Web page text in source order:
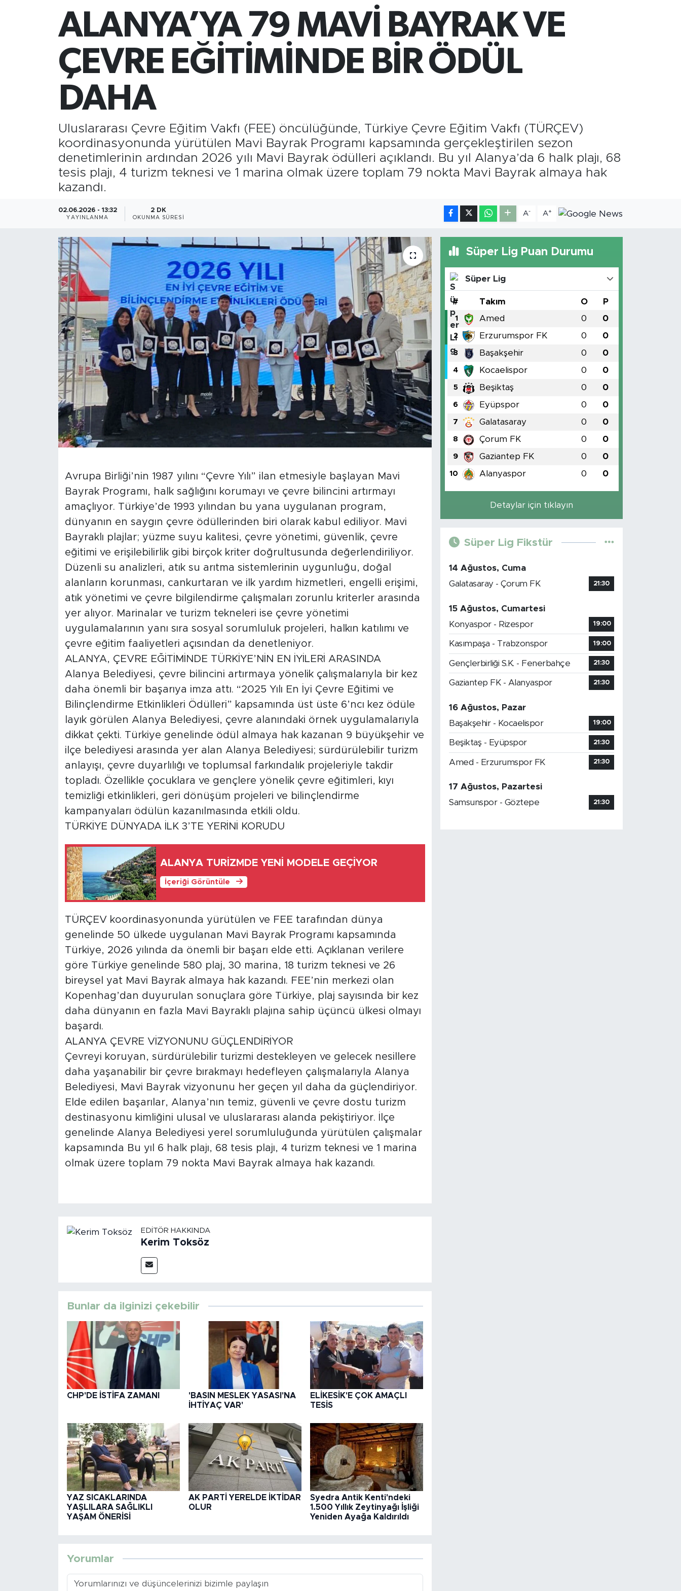
BİST100
13.779
%-14
BITCOIN
64.815,30
%-0.1
ALANYA’YA 79 MAVİ BAYRAK VE
ÇEVRE EĞİTİMİNDE BİR ÖDÜL
DAHA
Uluslararası Çevre Eğitim Vakfı (FEE) öncülüğünde, Türkiye Çevre Eğitim Vakfı (TÜRÇEV)
koordinasyonunda yürütülen Mavi Bayrak Programı kapsamında gerçekleştirilen sezon
denetimlerinin ardından 2026 yılı Mavi Bayrak ödülleri açıklandı. Bu yıl Alanya’da 6 halk plajı, 68
tesis plajı, 4 turizm teknesi ve 1 marina olmak üzere toplam 79 nokta Mavi Bayrak almaya hak
kazandı.
02.06.2026 - 13:32
YAYINLANMA
2 DK
OKUNMA SÜRESI
A- A+
Avrupa Birliği’nin 1987 yılını “Çevre Yılı” ilan etmesiyle başlayan Mavi
Bayrak Programı, halk sağlığını korumayı ve çevre bilincini artırmayı
amaçlıyor. Türkiye’de 1993 yılından bu yana uygulanan program,
dünyanın en saygın çevre ödüllerinden biri olarak kabul ediliyor. Mavi
Bayraklı plajlar; yüzme suyu kalitesi, çevre yönetimi, güvenlik, çevre
eğitimi ve erişilebilirlik gibi birçok kriter doğrultusunda değerlendiriliyor.
Düzenli su analizleri, atık su arıtma sistemlerinin uygunluğu, doğal
alanların korunması, cankurtaran ve ilk yardım hizmetleri, engelli erişimi,
atık yönetimi ve çevre bilgilendirme çalışmaları zorunlu kriterler arasında
yer alıyor. Marinalar ve turizm tekneleri ise çevre yönetimi
uygulamalarının yanı sıra sosyal sorumluluk projeleri, halkın katılımı ve
çevre eğitim faaliyetleri açısından da denetleniyor.
ALANYA, ÇEVRE EĞİTİMİNDE TÜRKİYE’NİN EN İYİLERİ ARASINDA
Alanya Belediyesi, çevre bilincini artırmaya yönelik çalışmalarıyla bir kez
daha önemli bir başarıya imza attı. “2025 Yılı En İyi Çevre Eğitimi ve
Bilinçlendirme Etkinlikleri Ödülleri” kapsamında üst üste 6’ncı kez ödüle
layık görülen Alanya Belediyesi, çevre alanındaki örnek uygulamalarıyla
dikkat çekti. Türkiye genelinde ödül almaya hak kazanan 9 büyükşehir ve
ilçe belediyesi arasında yer alan Alanya Belediyesi; sürdürülebilir turizm
anlayışı, çevre duyarlılığı ve toplumsal farkındalık projeleriyle takdir
topladı. Özellikle çocuklara ve gençlere yönelik çevre eğitimleri, kıyı
temizliği etkinlikleri, geri dönüşüm projeleri ve bilinçlendirme
kampanyaları ödülün kazanılmasında etkili oldu.
TÜRKİYE DÜNYADA İLK 3’TE YERİNİ KORUDU
ALANYA TURİZMDE YENİ MODELE GEÇİYOR
İçeriği Görüntüle
TÜRÇEV koordinasyonunda yürütülen ve FEE tarafından dünya
genelinde 50 ülkede uygulanan Mavi Bayrak Programı kapsamında
Türkiye, 2026 yılında da önemli bir başarı elde etti. Açıklanan verilere
göre Türkiye genelinde 580 plaj, 30 marina, 18 turizm teknesi ve 26
bireysel yat Mavi Bayrak almaya hak kazandı. FEE’nin merkezi olan
Kopenhag’dan duyurulan sonuçlara göre Türkiye, plaj sayısında bir kez
daha dünyanın en fazla Mavi Bayraklı plajına sahip üçüncü ülkesi olmayı
başardı.
ALANYA ÇEVRE VİZYONUNU GÜÇLENDİRİYOR
Çevreyi koruyan, sürdürülebilir turizmi destekleyen ve gelecek nesillere
daha yaşanabilir bir çevre bırakmayı hedefleyen çalışmalarıyla Alanya
Belediyesi, Mavi Bayrak vizyonunu her geçen yıl daha da güçlendiriyor.
Elde edilen başarılar, Alanya’nın temiz, güvenli ve çevre dostu turizm
destinasyonu kimliğini ulusal ve uluslararası alanda pekiştiriyor. İlçe
genelinde Alanya Belediyesi yerel sorumluluğunda yürütülen çalışmalar
kapsamında Bu yıl 6 halk plajı, 68 tesis plajı, 4 turizm teknesi ve 1 marina
olmak üzere toplam 79 nokta Mavi Bayrak almaya hak kazandı.
EDITÖR HAKKINDA
Kerim Toksöz
Bunlar da ilginizi çekebilir
CHP'DE İSTİFA ZAMANI
'BASIN MESLEK YASASI'NA
İHTİYAÇ VAR'
ELİKESİK'E ÇOK AMAÇLI
TESİS
YAZ SICAKLARINDA
YAŞLILARA SAĞLIKLI
YAŞAM ÖNERİSİ
AK PARTİ YERELDE İKTİDAR
OLUR
Syedra Antik Kenti'ndeki
1.500 Yıllık Zeytinyağı İşliği
Yeniden Ayağa Kaldırıldı
Yorumlar
Süper Lig Puan Durumu
Süper Lig
# Takım O P
1 Amed 0 0
2 Erzurumspor FK 0 0
3 Başakşehir 0 0
4 Kocaelispor 0 0
5 Beşiktaş 0 0
6 Eyüpspor 0 0
7 Galatasaray 0 0
8 Çorum FK 0 0
9 Gaziantep FK 0 0
10 Alanyaspor 0 0
Detaylar için tıklayın
Süper Lig Fikstür
14 Ağustos, Cuma
Galatasaray - Çorum FK
21:30
15 Ağustos, Cumartesi
Konyaspor - Rizespor
19:00
Kasımpaşa - Trabzonspor 19:00
Gençlerbirliği S.K. - Fenerbahçe 21:30
Gaziantep FK - Alanyaspor 21:30
16 Ağustos, Pazar
Başakşehir - Kocaelispor
19:00
Beşiktaş - Eyüpspor 21:30
Amed - Erzurumspor FK 21:30
17 Ağustos, Pazartesi
Samsunspor - Göztepe
21:30
Gazipaşa
Gündem
İnşaat-Emlak
Siyaset
Türkiye
Yaşam